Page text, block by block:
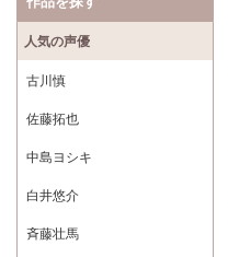
人気の声優
古川慎
佐藤拓也
中島ヨシキ
白井悠介
斉藤壮馬